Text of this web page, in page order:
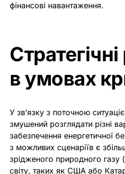
фінансові навантаження.
в умовах
У зв’язку з поточною
змушений розглядати різні
забезпечення енергетичної
з можливих сценаріїв є
зрідженого природного газу
світу, таких як США або